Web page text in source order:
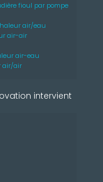
fioul par pompe
air/eau
air-air
air-eau
air/air
intervient